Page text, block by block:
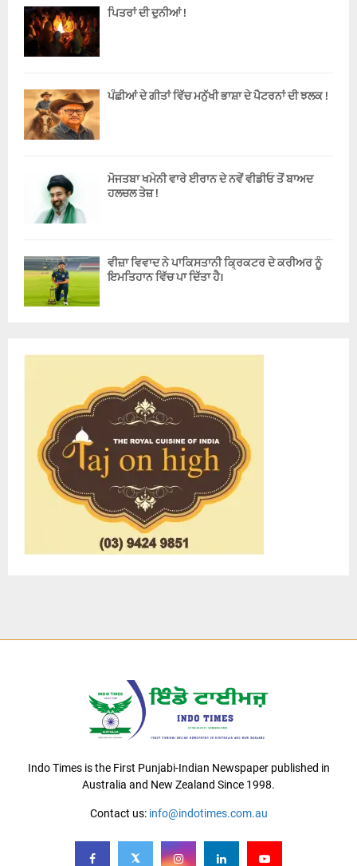
ਪਿਤਰਾਂ ਦੀ ਦੁਨੀਆਂ !
ਪੰਛੀਆਂ ਦੇ ਗੀਤਾਂ ਵਿੱਚ ਮਨੁੱਖੀ ਭਾਸ਼ਾ ਦੇ ਪੈਟਰਨਾਂ ਦੀ ਝਲਕ !
ਮੋਜਤਬਾ ਖਮੇਨੀ ਵਾਰੇ ਈਰਾਨ ਦੇ ਨਵੇਂ ਵੀਡੀਓ ਤੋਂ ਬਾਅਦ
ਹਲਚਲ ਤੇਜ਼ !
ਵੀਜ਼ਾ ਵਿਵਾਦ ਨੇ ਪਾਕਿਸਤਾਨੀ ਕ੍ਰਿਕਟਰ ਦੇ ਕਰੀਅਰ ਨੂੰ
ਇਮਤਿਹਾਨ ਵਿੱਚ ਪਾ ਦਿੱਤਾ ਹੈ।
Indo Times is the First Punjabi-Indian Newspaper published in
Australia and New Zealand Since 1998.
Contact us: info@indotimes.com.au